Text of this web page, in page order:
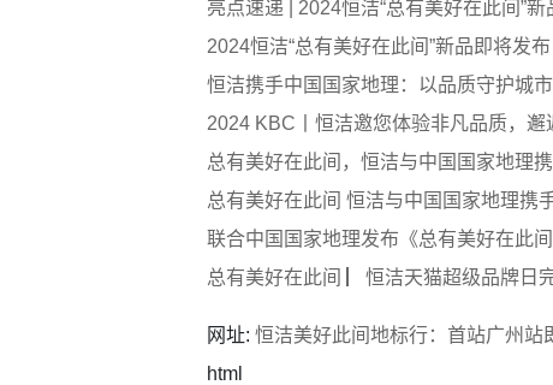
亮点速递 | 2024恒洁“总有美好在此间”
2024恒洁“总有美好在此间”新品即将发
恒洁携手中国国家地理：以品质守护城市
2024 KBC丨恒洁邀您体验非凡品质，邂
总有美好在此间，恒洁与中国国家地理
总有美好在此间 恒洁与中国国家地理携
联合中国国家地理发布《总有美好在此
总有美好在此间 ▏恒洁天猫超级品牌日
网址: 恒洁美好此间地标行：首站广州站
html